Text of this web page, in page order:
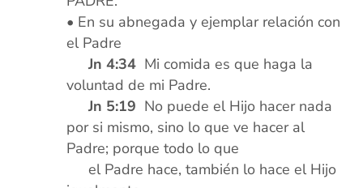
• En su abnegada y ejemplar relación con
el Padre
xxxJn 4:34 Mi comida es que haga la
voluntad de mi Padre.
xxxJn 5:19 No puede el Hijo hacer nada
por si mismo, sino lo que ve hacer al
Padre; porque todo lo que
xxxel Padre hace, también lo hace el Hijo